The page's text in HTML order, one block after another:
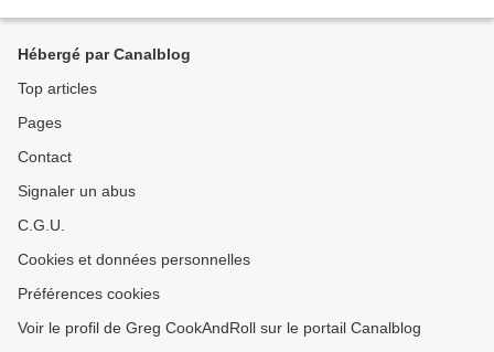
Hébergé par Canalblog
Top articles
Pages
Contact
Signaler un abus
C.G.U.
Cookies et données personnelles
Préférences cookies
Voir le profil de Greg CookAndRoll sur le portail Canalblog